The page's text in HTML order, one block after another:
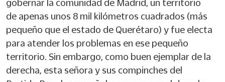
gobernar la comunidad de Madrid, un territorio
de apenas unos 8 mil kilómetros cuadrados (más
pequeño que el estado de Querétaro) y fue electa
para atender los problemas en ese pequeño
territorio. Sin embargo, como buen ejemplar de la
derecha, esta señora y sus compinches del